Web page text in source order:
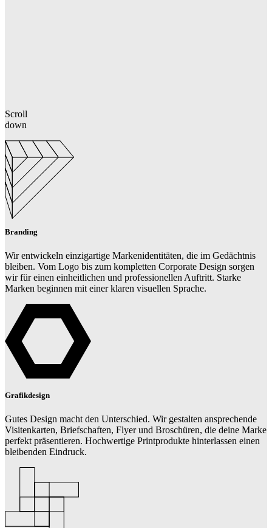
Scroll
down
Branding
Wir entwickeln einzigartige Markenidentitäten, die im Gedächtnis
bleiben. Vom Logo bis zum kompletten Corporate Design sorgen
wir für einen einheitlichen und professionellen Auftritt. Starke
Marken beginnen mit einer klaren visuellen Sprache.
Grafikdesign
Gutes Design macht den Unterschied. Wir gestalten ansprechende
Visitenkarten, Briefschaften, Flyer und Broschüren, die deine Marke
perfekt präsentieren. Hochwertige Printprodukte hinterlassen einen
bleibenden Eindruck.